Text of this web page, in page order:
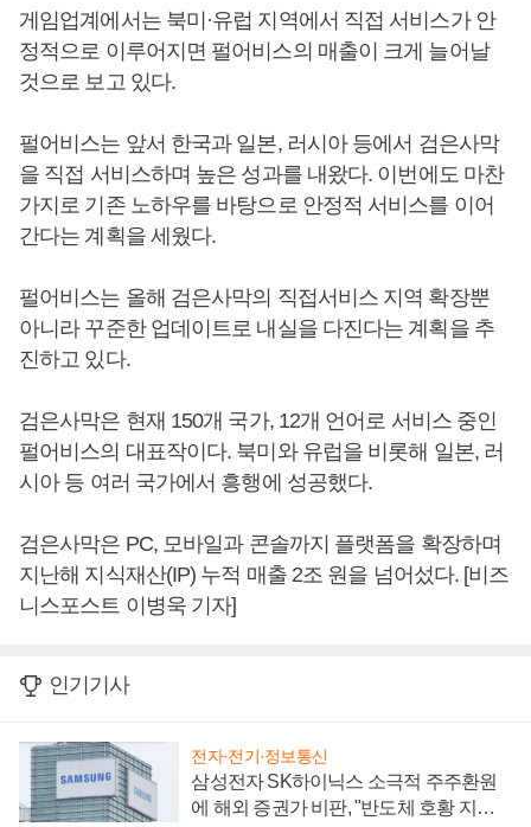
게임업계에서는 북미·유럽 지역에서 직접 서비스가 안
정적으로 이루어지면 펄어비스의 매출이 크게 늘어날
것으로 보고 있다.
펄어비스는 앞서 한국과 일본, 러시아 등에서 검은사막
을 직접 서비스하며 높은 성과를 내왔다. 이번에도 마찬
가지로 기존 노하우를 바탕으로 안정적 서비스를 이어
간다는 계획을 세웠다.
펄어비스는 올해 검은사막의 직접서비스 지역 확장뿐
아니라 꾸준한 업데이트로 내실을 다진다는 계획을 추
진하고 있다.
검은사막은 현재 150개 국가, 12개 언어로 서비스 중인
펄어비스의 대표작이다. 북미와 유럽을 비롯해 일본, 러
시아 등 여러 국가에서 흥행에 성공했다.
검은사막은 PC, 모바일과 콘솔까지 플랫폼을 확장하며
지난해 지식재산(IP) 누적 매출 2조 원을 넘어섰다. [비즈
니스포스트 이병욱 기자]
인기기사
전자·전기·정보통신
삼성전자 SK하이닉스 소극적 주주환원
에 해외 증권가 비판, "반도체 호황 지속